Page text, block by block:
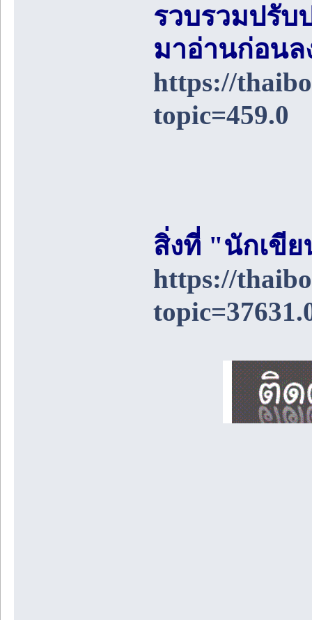
รวบรวมปรับ
มาอ่านก่อน
https://
topic=459.0
สิ่งที่ "นักเขี
https://